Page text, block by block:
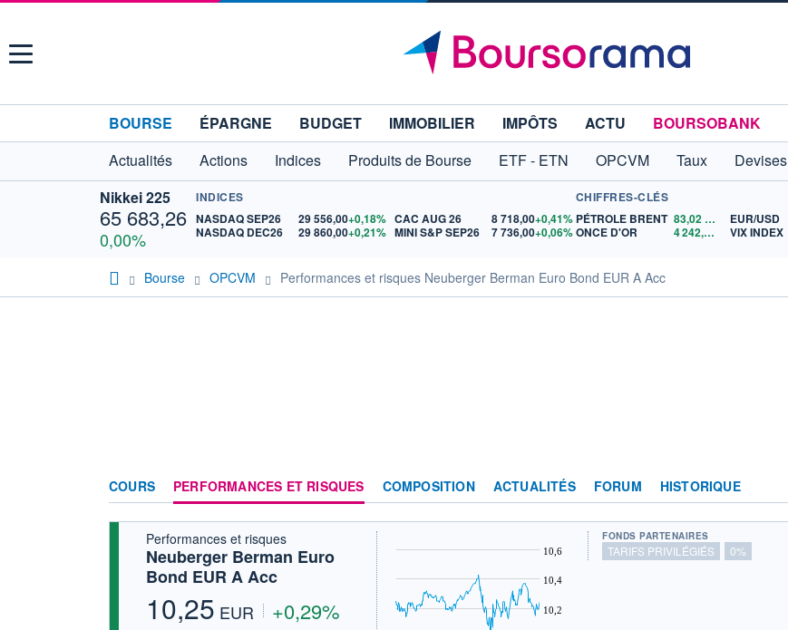
Menu
BOURSE ÉPARGNE BUDGET IMMOBILIER IMPÔTS ACTU
BOURSOBANK
Actualités
Actions Indices Produits de Bourse ETF - ETN OPCVM Taux Devises
Nikkei 225
65 683,26
0,00%
INDICES
NASDAQ SEP26
29 556,00+0,18%
NASDAQ DEC26
29 860,00+0,21%
CAC AUG 26 8 718,00+0,41%
MINI S&P SEP26
7 736,00+0,06%
CHIFFRES-CLÉS
PÉTROLE BRENT 83,02
ONCE D'OR
4 242,24 $US
EUR/USD
VIX INDEX
Bourse OPCVM Performances et risques Neuberger Berman Euro Bond EUR A Acc
COURS PERFORMANCES ET RISQUES COMPOSITION ACTUALITÉS FORUM HISTORIQUE
Performances et risques
Neuberger Berman Euro
Bond EUR A Acc
10,25 EUR +0,29% 10,2
10,4
10,6
FONDS PARTENAIRES
TARIFS PRIVILÉGIÉS 0%